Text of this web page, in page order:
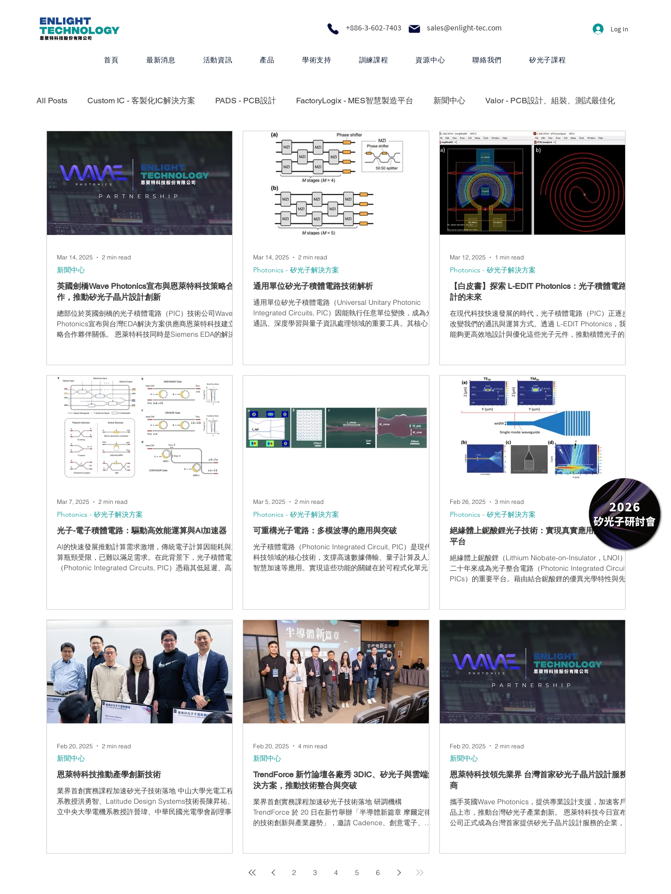
+886-3-602-7403 sales@enlight-tec.com Log In
首頁 最新消息 活動資訊 產品 學術支持 訓練課程 資源中心 聯絡我們 矽光子課程
All Posts Custom IC - 客製化IC解決方案 PADS - PCB設計 FactoryLogix - MES智慧製造平台 新聞中心 Valor - PCB設計、組裝、測試最佳化
Calibre - IC物理驗證平台 Photonics - 矽光子解決方案 HyperLynx - PCB設計分析
Quanscient - 以雲端為基礎的多物理模擬平台 Questa One - 下一代智慧驗證生態系統 Xpedition - PCB 設計 PartQuest - 數位線程
IC Packaging - IC 封裝解決方案 Veloce proFPGA - 高速硬體原型與系統級驗證 Innovator3D IC - 先進封裝與異質整合平台
CAM350 - 製造性檢測分析
英國劍橋Wave Photonics宣布與恩萊特科技策略合
作，推動矽光子晶片設計創新
總部位於英國劍橋的光子積體電路（PIC）技術公司Wave
Photonics宣布與台灣EDA解決方案供應商恩萊特科技建立策
略合作夥伴關係。 恩萊特科技同時是Siemens EDA的解決方
新聞中心
Mar 14, 2025 2 min read
通用單位矽光子積體電路技術解析
通用單位矽光子積體電路（Universal Unitary Photonic
Integrated Circuits, PIC）因能執行任意單位變換，成為光
通訊、深度學習與量子資訊處理領域的重要工具。其核心元
Photonics - 矽光子解決方案
Mar 14, 2025 2 min read
【白皮書】探索 L-EDIT Photonics：光子積體電路設
計的未來
在現代科技快速發展的時代，光子積體電路（PIC）正逐步
改變我們的通訊與運算方式。透過 L-EDIT Photonics，我們
能夠更高效地設計與優化這些光子元件，推動積體光子的應
早已廣泛應用於全球的通訊網路，而隨著 CMOS 製程的進
步，將 PIC 與傳統電子 IC 結合，已成為提升數據傳輸效率
並降低功耗的重要策略。從醫療影像到量子運算，光子積體
電路的潛力正在被不斷發掘。而 L-EDIT Photonics 正是幫助
設計師突破傳統電子 IC 框架、應對光子設計挑戰的重要工
具。 在這篇文章中，我們將深入探討 L-EDIT Photonics 的
核心特性，以及如何透過其自動化設計能力，優化光子元件
與電路佈局，使工程師能更高效地開發創新應用。 💡 想了
解更多？歡迎 下載技術白皮書！
Photonics - 矽光子解決方案
Mar 12, 2025 1 min read
光子-電子積體電路：驅動高效能運算與AI加速器
AI的快速發展推動計算需求激增，傳統電子計算因能耗與運
算瓶頸受限，已難以滿足需求。在此背景下，光子積體電路
（Photonic Integrated Circuits, PIC）憑藉其低延遲、高頻
Photonics - 矽光子解決方案
Mar 7, 2025 2 min read
可重構光子電路：多模波導的應用與突破
光子積體電路（Photonic Integrated Circuit, PIC）是現代高
科技領域的核心技術，支撐高速數據傳輸、量子計算及人工
智慧加速等應用。實現這些功能的關鍵在於可程式化單元，
Photonics - 矽光子解決方案
Mar 5, 2025 2 min read
絕緣體上鈮酸鋰光子技術：實現真實應用的整合光子
平台
絕緣體上鈮酸鋰（Lithium Niobate-on-Insulator，LNOI）近
二十年來成為光子整合電路（Photonic Integrated Circuits,
PICs）的重要平台。藉由結合鈮酸鋰的優異光學特性與先進
Photonics - 矽光子解決方案
Feb 26, 2025 3 min read
恩萊特科技推動產學創新技術
業界首創實務課程加速矽光子技術落地 中山大學光電工程學
系教授洪勇智、Latitude Design Systems技術長陳昇祐、國
立中央大學電機系教授許晉瑋、中華民國光電學會副理事長
新聞中心
Feb 20, 2025 2 min read
TrendForce 新竹論壇各廠秀 3DIC、矽光子與雲端解
決方案，推動技術整合與突破
業界首創實務課程加速矽光子技術落地 研調機構
TrendForce 於 20 日在新竹舉辦「半導體新篇章 摩爾定律後
的技術創新與產業趨勢」，邀請 Cadence、創意電子、
新聞中心
Feb 20, 2025 4 min read
恩萊特科技領先業界 台灣首家矽光子晶片設計服務
商
攜手英國Wave Photonics，提供專業設計支援，加速客戶產
品上市，推動台灣矽光子產業創新。 恩萊特科技今日宣布，
公司正式成為台灣首家提供矽光子晶片設計服務的企業，開
新聞中心
Feb 20, 2025 2 min read
2 3 4 5 6